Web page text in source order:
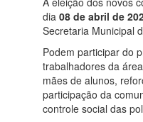
dia 08 de abril de
Secretaria Municipal
Podem participar do
trabalhadores da
mães de alunos,
participação da
controle social das